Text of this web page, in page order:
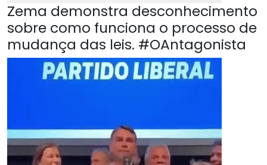
Zema demonstra desconhecimento
sobre como funciona o processo de
mudança das leis. #OAntagonista